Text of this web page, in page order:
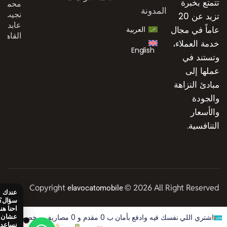
تتمتع بخبرة
تزيد عن 20
عاماً في مجال
خدمة العملاء،
وتستند في
عملها إلى
مبادئ النزاهة
والجودة
والأسعار
التنافسية.
المدونة
العربية
English
محمد
نجيب،
Copyright elavocatomobile© 2026 All Right Reserved
اشتري اللي نفسك فيه وادفع بأمان ب 0 مقدم و 0 مصاريف و خصم 50% على الفوايد